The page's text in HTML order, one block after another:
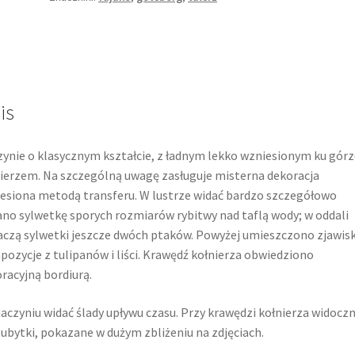
o klasycznym kształcie, z ładnym lekko wzniesionym ku
Na szczególną uwagę zasługuje misterna dekoracja
metodą transferu. W lustrze widać bardzo szczegółowo
sylwetkę sporych rozmiarów rybitwy nad taflą wody; w oddali
sylwetki jeszcze dwóch ptaków. Powyżej umieszczono
z tulipanów i liści. Krawędź kołnierza obwiedziono
bordiurą.
widać ślady upływu czasu. Przy krawędzi kołnierza
pokazane w dużym zbliżeniu na zdjęciach.